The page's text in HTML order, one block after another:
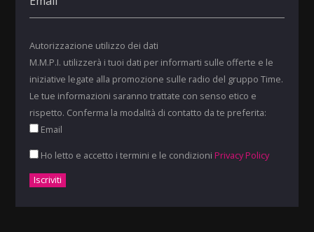
Autorizzazione utilizzo dei dati
M.M.P.I. utilizzerà i tuoi dati per informarti sulle offerte e le
iniziative legate alla promozione sulle radio del gruppo Time.
Le tue informazioni saranno trattate con senso etico e
rispetto. Conferma la modalità di contatto da te preferita:
Email
Ho letto e accetto i termini e le condizioni Privacy Policy